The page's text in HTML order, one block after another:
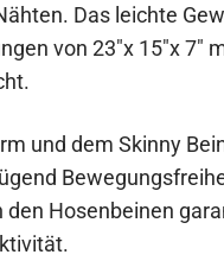
Das leichte
von 23″x 15″x 7″
und dem Skinny
Hosenbeinen